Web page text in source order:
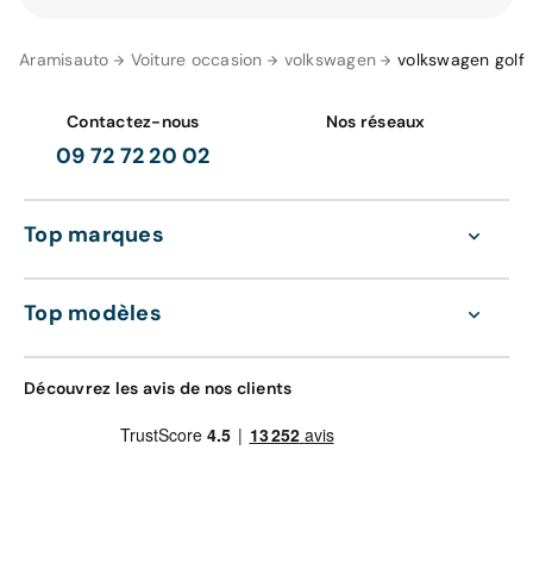
Aramisauto Voiture occasion volkswagen volkswagen golf
Contactez-nous
09 72 72 20 02
Nos réseaux
Top marques
Top modèles
Découvrez les avis de nos clients